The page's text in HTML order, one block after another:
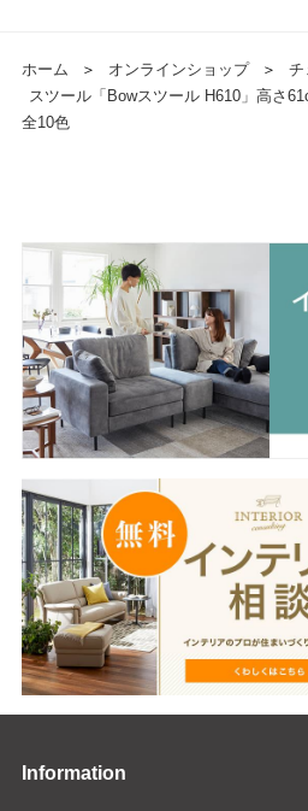
ホーム ＞ オンラインショップ ＞ チ
スツール「Bowスツール H610」高さ
全10色
Information